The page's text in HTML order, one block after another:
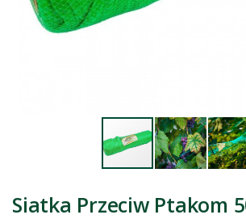
Siatka Przeciw Ptakom